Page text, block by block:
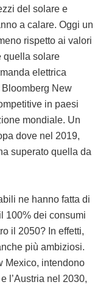
del solare e
a calare. Oggi un
rispetto ai valori
quella solare
elettrica
New
in paesi
mondiale. Un
dove nel 2019,
superato quella da
ne hanno fatta di
100% dei consumi
il 2050? In effetti,
più ambiziosi.
Mexico, intendono
l’Austria nel 2030,